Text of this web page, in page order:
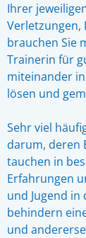
Ihrer
Verletzungen,
brauchen Sie
Trainerin für
miteinander
lösen und
Sehr viel
darum, deren
tauchen in
Erfahrungen
und Jugend
behindern
und